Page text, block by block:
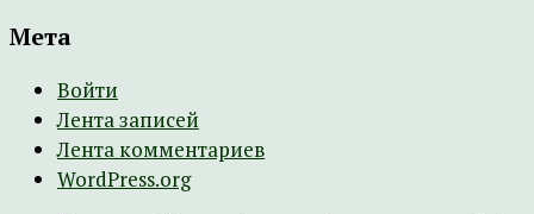
Мета
Войти
Лента записей
Лента комментариев
WordPress.org